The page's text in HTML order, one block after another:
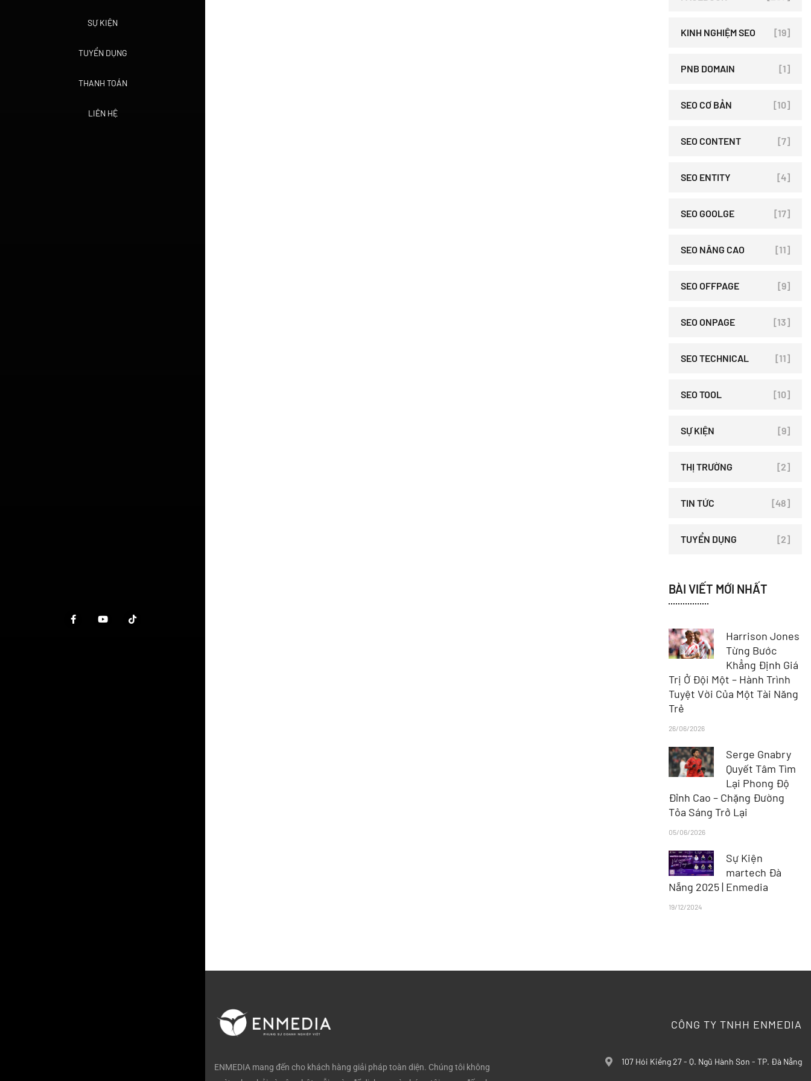
SỰ KIỆN
TUYỂN DỤNG
THANH TOÁN
LIÊN HỆ
KINH NGHIỆM SEO [19]
PNB DOMAIN [1]
SEO CƠ BẢN [10]
SEO CONTENT [7]
SEO ENTITY [4]
SEO GOOLGE [17]
SEO NÂNG CAO [11]
SEO OFFPAGE [9]
SEO ONPAGE [13]
SEO TECHNICAL [11]
SEO TOOL [10]
SỰ KIỆN [9]
THỊ TRƯỜNG [2]
TIN TỨC [48]
TUYỂN DỤNG [2]
BÀI VIẾT MỚI NHẤT
Harrison Jones
Từng Bước
Khẳng Định Giá
Trị Ở Đội Một – Hành Trình
Tuyệt Vời Của Một Tài Năng
Trẻ
26/06/2026
Serge Gnabry
Quyết Tâm Tìm
Lại Phong Độ
Đỉnh Cao – Chặng Đường
Tỏa Sáng Trở Lại
05/06/2026
Sự Kiện
martech Đà
Nẵng 2025 | Enmedia
19/12/2024
ENMEDIA mang đến cho khách hàng giải pháp toàn diện. Chúng tôi không
CÔNG TY TNHH ENMEDIA
107 Hói Kiểng 27 - Q. Ngũ Hành Sơn - TP. Đà Nẵng